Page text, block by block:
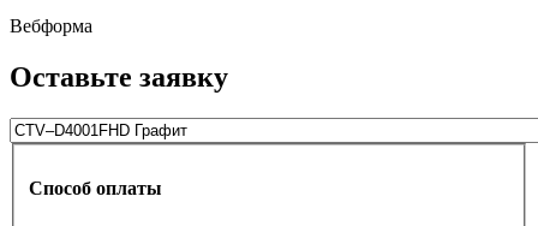
Вебформа
Оставьте заявку
Способ оплаты